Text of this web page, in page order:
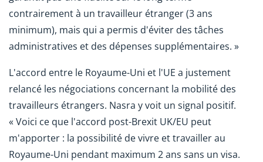
contrairement à un travailleur étranger (3 ans
minimum), mais qui a permis d'éviter des tâches
administratives et des dépenses supplémentaires. »
L'accord entre le Royaume-Uni et l'UE a justement
relancé les négociations concernant la mobilité des
travailleurs étrangers. Nasra y voit un signal positif.
« Voici ce que l'accord post-Brexit UK/EU peut
m'apporter : la possibilité de vivre et travailler au
Royaume-Uni pendant maximum 2 ans sans un visa.